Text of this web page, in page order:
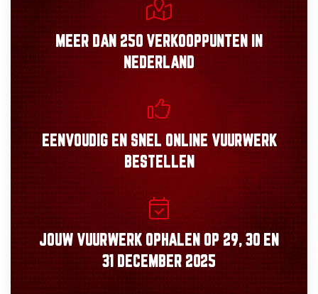
MEER DAN 250 VERKOOPPUNTEN
IN
NEDERLAND
EENVOUDIGEN SNEL ONLINE VUURWERK
BESTELLEN
JOUW VUURWERK OPHALEN OP 29, 30 EN
31 DECEMBER 2025